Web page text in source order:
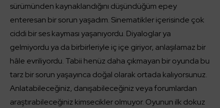
sürümünden kaynaklandığını düşündüğüm epey
enteresan bir sorun yaşadım. Sinematikler içerisinde çok
ciddi bir ses kayması yaşanıyordu. Diyaloglar ya
gelmiyordu ya da birbirleriyle iç içe giriyor, anlaşılamaz bir
hâle evriliyordu. Tabii henüz daha çıkmayan bir oyunda bu
tarz bir sorun yaşayınca doğal olarak ortada kalıyorsunuz.
Anlatabileceğiniz, danışabileceğiniz veya forumlardan
araştırabileceğiniz kimsecikler olmuyor. Oyunun ilk dokuz